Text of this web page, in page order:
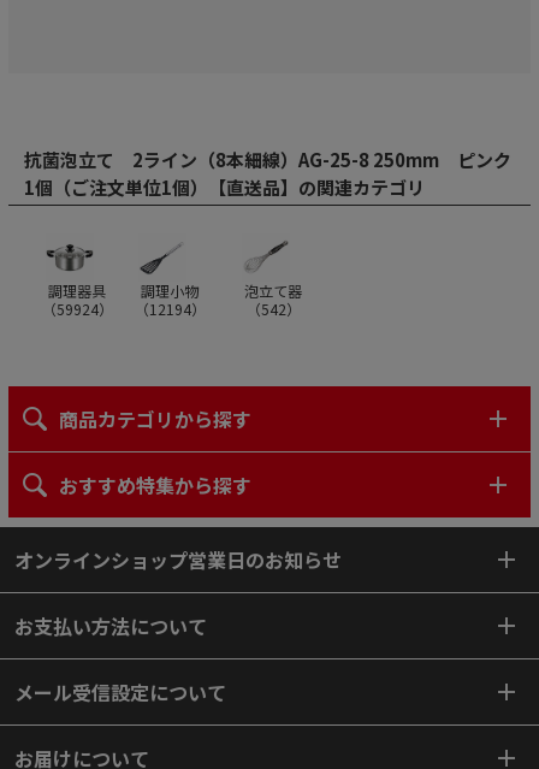
抗菌泡立て 2ライン（8本細線）AG-25-8 250mm ピンク
1個（ご注文単位1個）【直送品】の関連カテゴリ
調理器具
（59924）
調理小物
（12194）
泡立て器
（542）
商品カテゴリから探す
おすすめ特集から探す
オンラインショップ営業日のお知らせ
お支払い方法について
メール受信設定について
お届けについて